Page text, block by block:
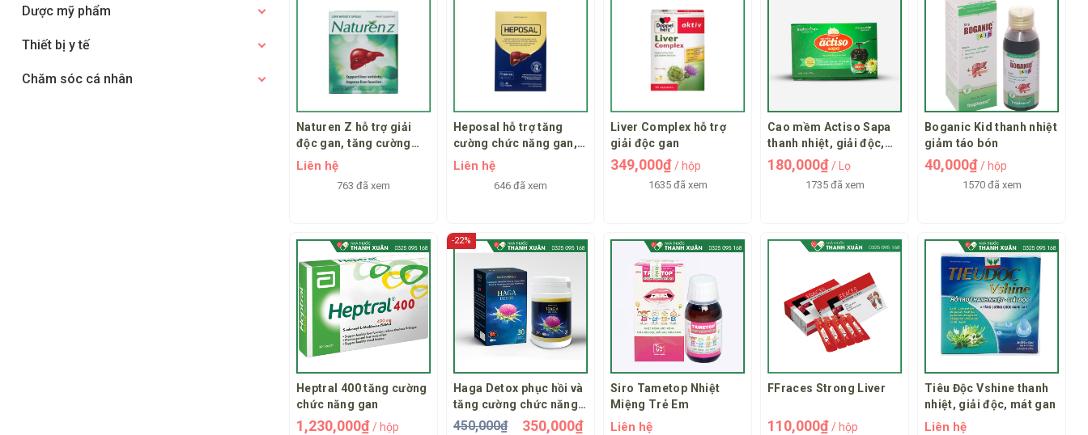
Dược mỹ phẩm
Thiết bị y tế
Chăm sóc cá nhân
Naturen Z hỗ trợ giải
độc gan, tăng cường
chức năng gan
Liên hệ
763 đã xem
Heposal hỗ trợ tăng
cường chức năng gan,
hồi phục tế bào gan
trong nhưng trường hợp
viêm gan do virus
Liên hệ
646 đã xem
Liver Complex hỗ trợ
giải độc gan
349,000₫ / hộp
1635 đã xem
Cao mềm Actiso Sapa
thanh nhiệt, giải độc,
mát gan
180,000₫ / Lọ
1735 đã xem
Boganic Kid thanh nhiệt
giảm táo bón
40,000₫ / hộp
1570 đã xem
Heptral 400 tăng cường
chức năng gan
1,230,000₫ / hộp
Haga Detox phục hồi và
tăng cường chức năng
gan
450,000₫ 350,000₫
-22%
Siro Tametop Nhiệt
Miệng Trẻ Em
Liên hệ
FFraces Strong Liver
110,000₫ / hộp
Tiêu Độc Vshine thanh
nhiệt, giải độc, mát gan
Liên hệ